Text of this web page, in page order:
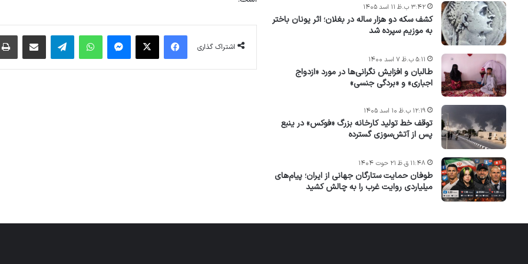
اشتراک گذاری
فیس بوک X پیام رسان واتس آپ تلگرام اشتراک گذاری از طریق ایمیل
کشف سکه دو هزار ساله در بغلان؛ اثر یونان باختر
به موزیم سپرده شد
۳:۴۲ ب.ظ ۱۱ اسد ۱۴۰۵
طالبان و افزایش نگرانی‌ها در مورد «ازدواج
اجباری» و «بردگی جنسی»
۵:۱۱ ب.ظ ۷ اسد ۱۴۰۰
توقف خط تولید کارخانه بزرگ «فوکس» در ینبع
پس از آتش‌سوزی گسترده
۱۲:۱۹ ب.ظ ۱۰ اسد ۱۴۰۵
طوفان حمایت ستارگان جهانی از ایران؛ پیام‌های
میلیاردی روایت غرب را به چالش کشید
۱۱:۴۸ ق.ظ ۲۱ حوت ۱۴۰۴